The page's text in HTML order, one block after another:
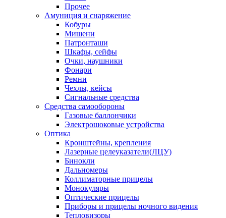
Прочее
Амуниция и снаряжение
Кобуры
Мишени
Патронташи
Шкафы, сейфы
Очки, наушники
Фонари
Ремни
Чехлы, кейсы
Сигнальные средства
Средства самообороны
Газовые баллончики
Электрошоковые устройства
Оптика
Кронштейны, крепления
Лазерные целеуказатели(ЛЦУ)
Бинокли
Дальномеры
Коллиматорные прицелы
Монокуляры
Оптические прицелы
Приборы и прицелы ночного видения
Тепловизоры